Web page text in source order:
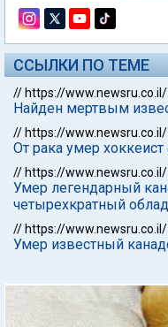
ССЫЛКИ ПО ТЕМЕ
// https://www.newsru.co.il/
Найден мертвым
// https://www.newsru.co.il/
От рака умер
// https://www.newsru.co.il/
Умер легендарный
четырехкратный
// https://www.newsru.co.il/
Умер известный